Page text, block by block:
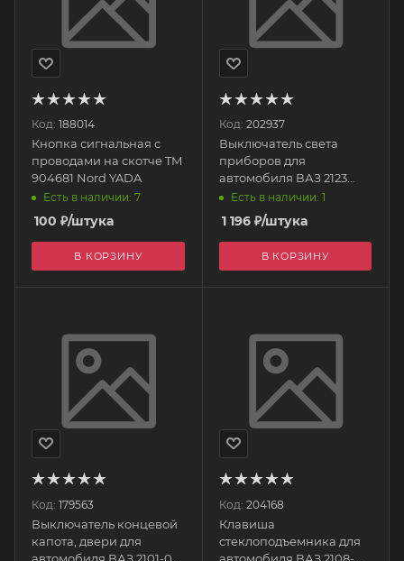
Код: 188014
Кнопка сигнальная с
проводами на скотче TM
904681 Nord YADA
Есть в наличии: 7
100 ₽/штука
В КОРЗИНУ
Код: 202937
Выключатель света
приборов для
автомобиля ВАЗ 2123
(реостат) 87.3710
Тольятти
Есть в наличии: 1
1 196₽/штука
В КОРЗИНУ
Код: 179563
Выключатель концевой
капота, двери для
автомобиля ВАЗ 2101-09,
Код: 204168
Клавиша
стеклоподъемника для
автомобиля ВАЗ 2108-